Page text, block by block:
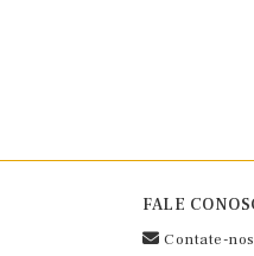
FALE
Contate-nos